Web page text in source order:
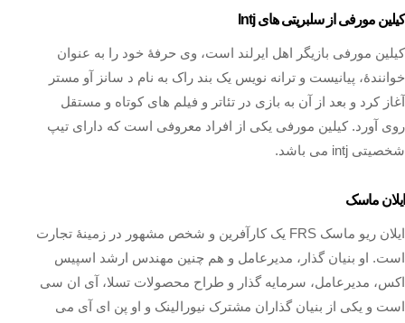
کیلین مورفی از سلبریتی های Intj
کیلین مورفی بازیگر اهل ایرلند است، وی حرفهٔ خود را به عنوان
خوانندهٔ، پیانیست و ترانه‌ نویس یک بند راک به‌ نام د سانز آو مستر
آغاز کرد و بعد از آن به بازی در تئاتر و فیلم‌ های کوتاه و مستقل
روی آورد. کیلین مورفی یکی از افراد معروفی است که دارای تیپ
شخصیتی intj می باشد.
ایلان ماسک
ایلان ریو ماسک FRS یک کارآفرین و شخص مشهور در زمینهٔ تجارت
است. او بنیان‌ گذار، مدیرعامل و هم چنین مهندس ارشد اسپیس‌
اکس، مدیرعامل، سرمایه‌ گذار و طراح محصولات تسلا، آی‌ ان‌ سی
است و یکی از بنیان‌ گذاران مشترک نیورالینک و او پن‌ ای‌ آی می